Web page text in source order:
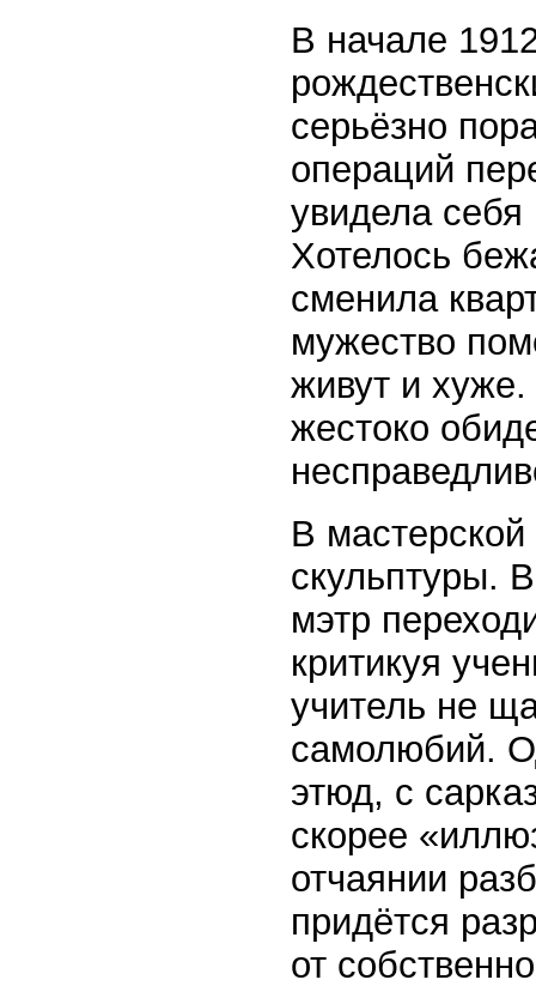
В начале
серьёзно
операций
увидела
Хотелось
сменила
мужество
живут и
жестоко
В
скульптуры.
мэтр
критикуя
учитель не
самолюбий.
этюд, с
скорее
отчаянии
придётся
от